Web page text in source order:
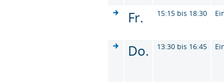
Fr. 15:15 bis 18:30
Do. 13:30 bis 16:45